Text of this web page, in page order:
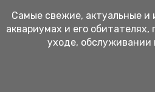
Самые свежие, актуальные и
аквариумах и его
уходе,